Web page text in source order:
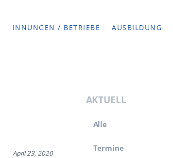
INNUNGEN / BETRIEBE AUSBILDUNG
April 23, 2020
AKTUELL
Alle
Termine